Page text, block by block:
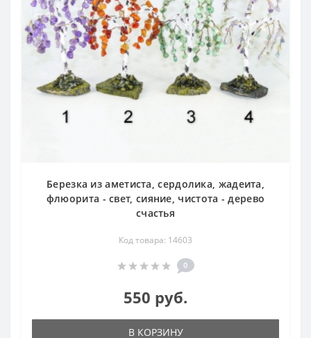
Березка из аметиста, сердолика, жадеита,
флюорита - свет, сияние, чистота - дерево
счастья
Код товара: 14603
0
550 руб.
В КОРЗИНУ